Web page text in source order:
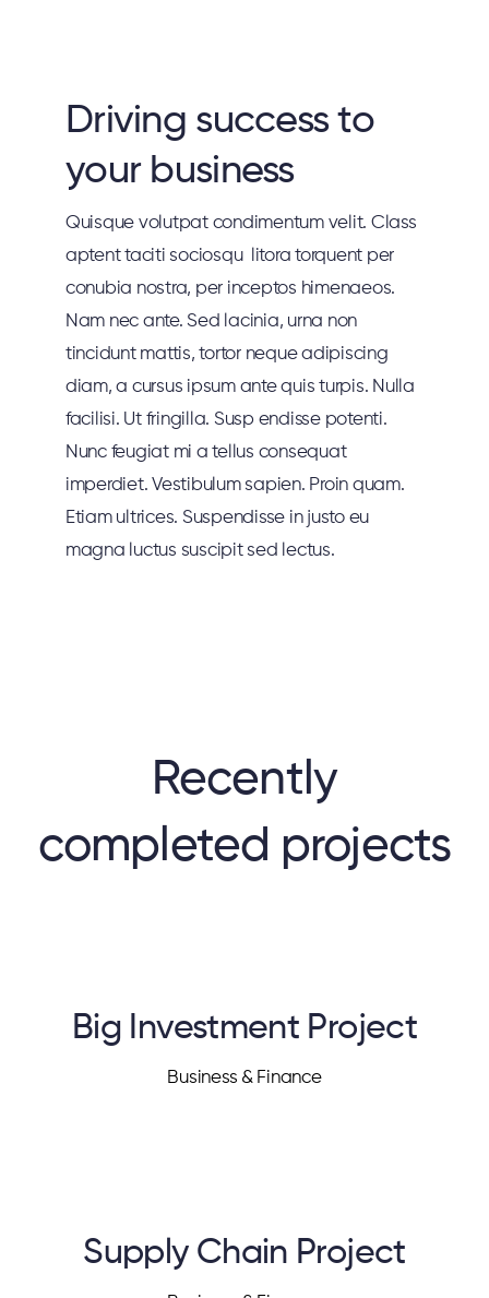
Driving success to
your business
Quisque volutpat condimentum velit. Class
aptent taciti sociosqu litora torquent per
conubia nostra, per inceptos himenaeos.
Nam nec ante. Sed lacinia, urna non
tincidunt mattis, tortor neque adipiscing
diam, a cursus ipsum ante quis turpis. Nulla
facilisi. Ut fringilla. Susp endisse potenti.
Nunc feugiat mi a tellus consequat
imperdiet. Vestibulum sapien. Proin quam.
Etiam ultrices. Suspendisse in justo eu
magna luctus suscipit sed lectus.
Recently
completed projects
Big Investment Project
Business & Finance
Supply Chain Project